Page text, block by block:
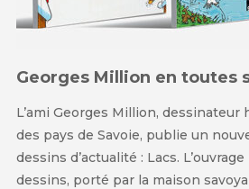
Georges Million en toutes
L’ami Georges Million,
des pays de Savoie, publie un
dessins d’actualité : Lacs.
dessins, porté par la maison